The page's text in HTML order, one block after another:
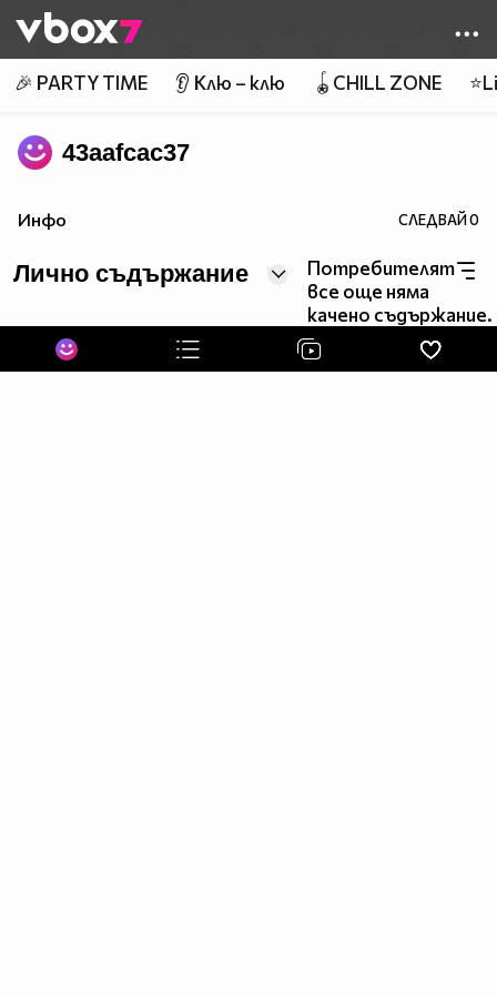
👾
🎉 PARTY TIME 👂 Клю – клю 🪀CHILL ZONE
43aafcac37
Инфо СЛЕДВАЙ0
Лично съдържание
Потребителят
все още няма
качено съдържание.